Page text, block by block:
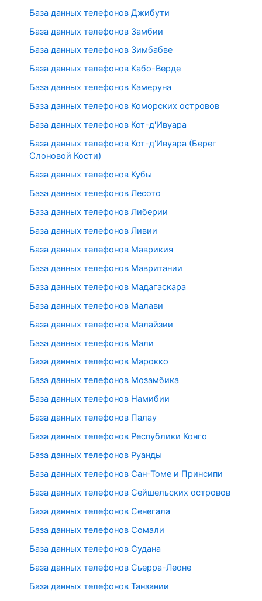
База данных телефонов Джибути
База данных телефонов Замбии
База данных телефонов Зимбабве
База данных телефонов Кабо-Верде
База данных телефонов Камеруна
База данных телефонов Коморских островов
База данных телефонов Кот-д'Ивуара
База данных телефонов Кот-д'Ивуара (Берег
Слоновой Кости)
База данных телефонов Кубы
База данных телефонов Лесото
База данных телефонов Либерии
База данных телефонов Ливии
База данных телефонов Маврикия
База данных телефонов Мавритании
База данных телефонов Мадагаскара
База данных телефонов Малави
База данных телефонов Малайзии
База данных телефонов Мали
База данных телефонов Марокко
База данных телефонов Мозамбика
База данных телефонов Намибии
База данных телефонов Палау
База данных телефонов Республики Конго
База данных телефонов Руанды
База данных телефонов Сан-Томе и Принсипи
База данных телефонов Сейшельских островов
База данных телефонов Сенегала
База данных телефонов Сомали
База данных телефонов Судана
База данных телефонов Сьерра-Леоне
База данных телефонов Танзании